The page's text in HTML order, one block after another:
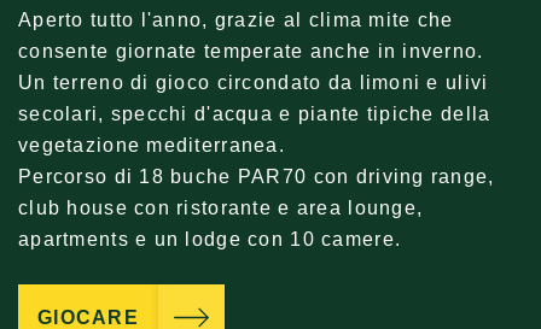
Aperto tutto l'anno, grazie al clima mite che
consente giornate temperate anche in inverno.
Un terreno di gioco circondato da limoni e ulivi
secolari, specchi d'acqua e piante tipiche della
vegetazione mediterranea.
Percorso di 18 buche PAR70 con driving range,
club house con ristorante e area lounge,
apartments e un lodge con 10 camere.
GIOCARE